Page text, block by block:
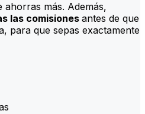
ahorras más. Además,
las comisiones antes de que
para que sepas exactamente